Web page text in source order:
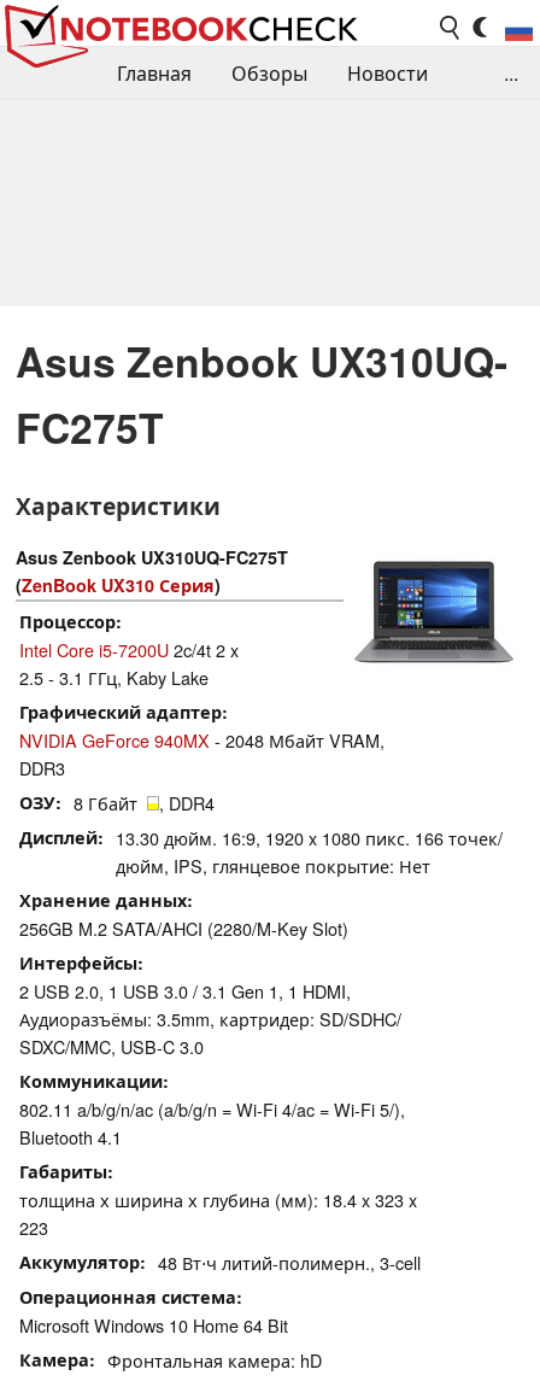
Главная Обзоры
Новости
...
Asus Zenbook UX310UQ-
FC275T
Характеристики
Asus Zenbook UX310UQ-FC275T
(ZenBook UX310 Серия)
Процессор
Intel Core i5-7200U2c/4t 2 x
2.5 - 3.1 ГГц, Kaby Lake
Графический адаптер
NVIDIA GeForce 940MX - 2048 Мбайт VRAM,
DDR3
ОЗУ 8 Гбайт , DDR4
Дисплей
13.30 дюйм. 16:9, 1920 x 1080 пикс. 166 точек/
дюйм, IPS, глянцевое покрытие: Нет
Хранение данных
256GB M.2 SATA/AHCI (2280/M-Key Slot)
Интерфейсы
2 USB 2.0, 1 USB 3.0 / 3.1 Gen 1, 1 HDMI,
Аудиоразъёмы: 3.5mm, картридер: SD/​SDHC/​
SDXC/​MMC, USB-C 3.0
Коммуникации
802.11 a/b/g/n/ac (a/b/g/n = Wi-Fi 4/ac = Wi-Fi 5/),
Bluetooth 4.1
Габариты
толщина х ширина х глубина (мм): 18.4 x 323 x
223
Аккумулятор 48 Вт⋅ч литий-полимерн., 3-cell
Операционная система
Microsoft Windows 10 Home 64 Bit
Камера Фронтальная камера: hD